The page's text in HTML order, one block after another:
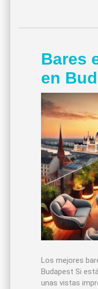
Bares
en
Los mejores
Budapest Si
unas vistas